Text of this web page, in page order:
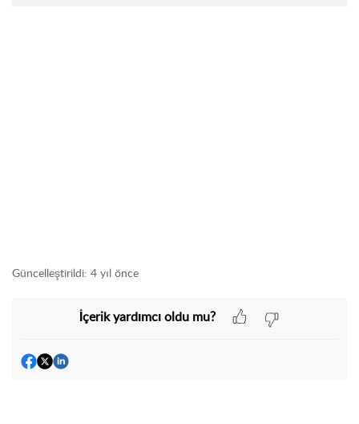
Güncelleştirildi: 4 yıl önce
İçerik yardımcı oldu mu?